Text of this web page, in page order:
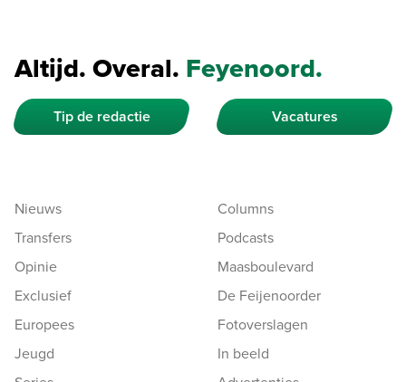
Altijd. Overal. Feyenoord.
Tip de redactie Vacatures
Nieuws
Transfers
Opinie
Exclusief
Europees
Jeugd
Columns
Podcasts
Maasboulevard
De Feijenoorder
Fotoverslagen
In beeld